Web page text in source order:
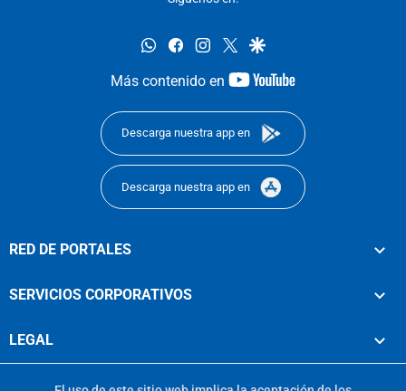
whatsappfacebookinstagram
twittergoogle
Más contenido en
youtube-
Descarga nuestra app en
Descarga nuestra app en
RED DE PORTALES
SERVICIOS CORPORATIVOS
LEGAL